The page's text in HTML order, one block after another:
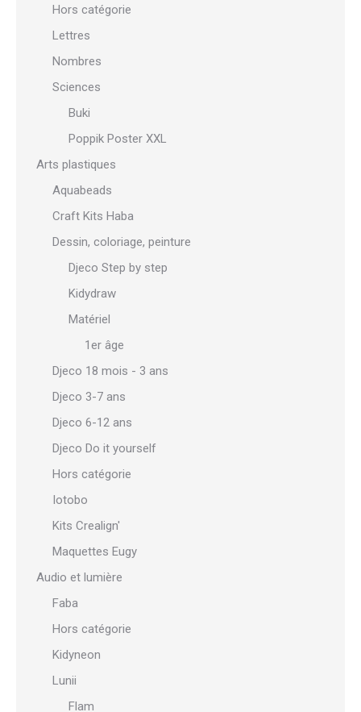
Hors catégorie
Lettres
Nombres
Sciences
Buki
Poppik Poster XXL
Arts plastiques
Aquabeads
Craft Kits Haba
Dessin, coloriage, peinture
Djeco Step by step
Kidydraw
Matériel
1er âge
Djeco 18 mois - 3 ans
Djeco 3-7 ans
Djeco 6-12 ans
Djeco Do it yourself
Hors catégorie
Iotobo
Kits Crealign'
Maquettes Eugy
Audio et lumière
Faba
Hors catégorie
Kidyneon
Lunii
Flam